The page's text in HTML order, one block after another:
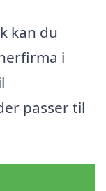
kan du
i
passer til